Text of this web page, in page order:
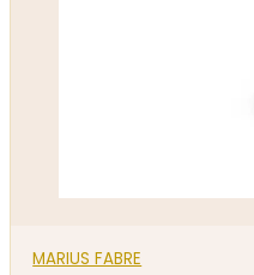
MARIUS FABRE